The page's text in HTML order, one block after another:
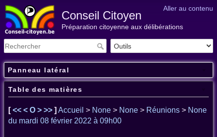
Aller au contenu
Conseil Citoyen
Préparation citoyenne aux délibérations
Panneau latéral
Table des matières
[<< < O > >> ] Accueil > None > None > Réunions > None
du mardi 08 février 2022 à 09h00